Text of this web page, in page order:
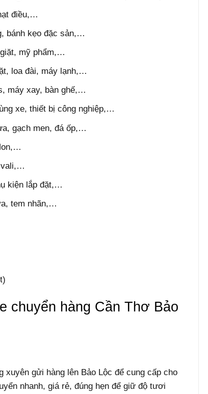
điều,…
bánh kẹo đặc sản,…
mỹ phẩm,…
loa đài, máy lạnh,…
máy xay, bàn ghế,…
xe, thiết bị công nghiệp,…
gạch men, đá ốp,…
vali,…
kiện lắp đặt,…
tem nhãn,…
chuyển hàng Cần Thơ Bảo
gửi hàng lên Bảo Lộc để cung cấp cho
nhanh, giá rẻ, đúng hẹn để giữ độ tươi